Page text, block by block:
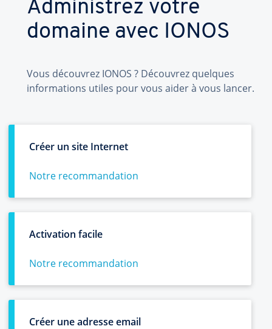
Administrez votre
domaine avec IONOS
Vous découvrez IONOS ? Découvrez quelques
informations utiles pour vous aider à vous lancer.
Créer un site Internet
Notre recommandation
Activation facile
Notre recommandation
Créer une adresse email